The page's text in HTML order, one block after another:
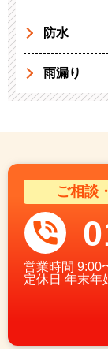
防水
雨漏り
ご相談
営業時間 9:00
定休日 年末年